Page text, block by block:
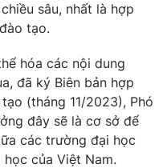
sâu, nhất là hợp
tạo.
hóa các nội dung
đã ký Biên bản hợp
(tháng 11/2023), Phó
đây sẽ là cơ sở để
các trường đại học
của Việt Nam.